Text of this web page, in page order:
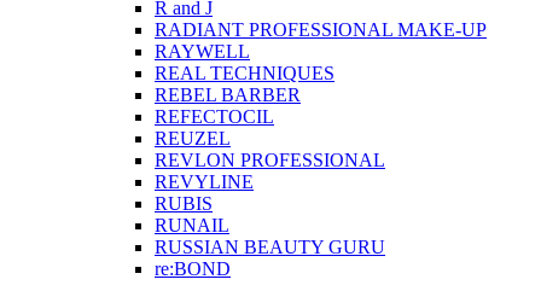
R and J
RADIANT PROFESSIONAL MAKE-UP
RAYWELL
REAL TECHNIQUES
REBEL BARBER
REFECTOCIL
REUZEL
REVLON PROFESSIONAL
REVYLINE
RUBIS
RUNAIL
RUSSIAN BEAUTY GURU
re:BOND